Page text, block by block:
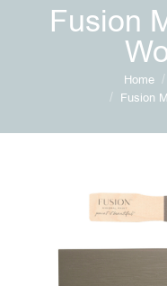
Fusion
Home
Fusion